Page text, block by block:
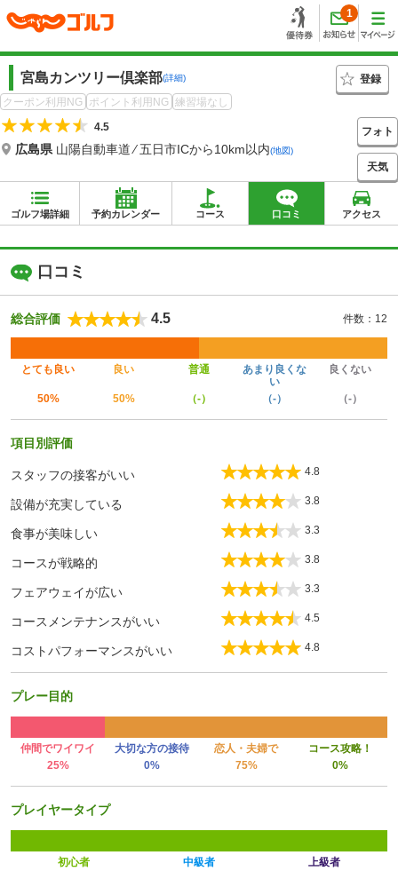
1
宮島カンツリー倶楽部(詳細)
登録
クーポン利用NG
ポイント利用NG 練習場なし
4.5
広島県 山陽自動車道 ⁄ 五日市ICから10km以内(地図)
フォト
天気
ゴルフ場詳細 予約カレンダー コース 口コミ アクセス
口コミ
総合評価 4.5 件数：12
とても良い 良い 普通
あまり良くな
い
良くない
50% 50% （-） （-） （-）
項目別評価
スタッフの接客がいい 4.8
設備が充実している 3.8
食事が美味しい 3.3
コースが戦略的 3.8
フェアウェイが広い 3.3
コースメンテナンスがいい 4.5
コストパフォーマンスがいい 4.8
プレー目的
仲間でワイワイ 大切な方の接待 恋人・夫婦で
コース攻略！
25%
0% 75% 0%
プレイヤータイプ
初心者 中級者
上級者